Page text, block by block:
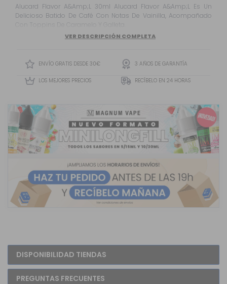
Alucard Flavor A&Amp;L 30ml Alucard Flavor A&Amp;L Es Un
Delicioso Batido De Café Con Notas De Vainilla, Acompañado
Con Toppins De Caramelo Y Galleta.
VER DESCRIPCIÓN COMPLETA
ENVÍO GRATIS DESDE 30€ 3 AÑOS DE GARANTÍA
LOS MEJORES PRECIOS RECÍBELO EN 24 HORAS
DISPONIBILIDAD TIENDAS
PREGUNTAS FRECUENTES